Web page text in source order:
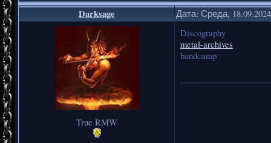
Darksage Дата: Среда,
True RMW
Discography
metal-archives
bandcamp